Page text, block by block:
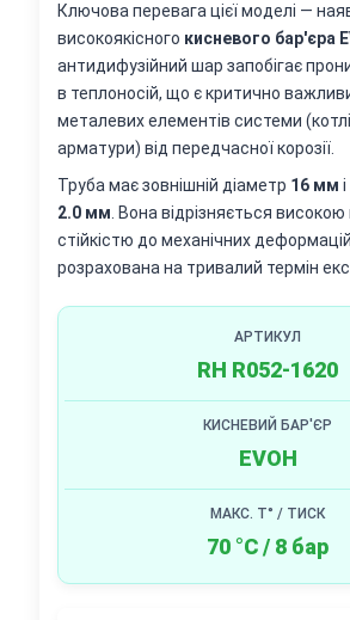
Ключова перевага цієї моделі —
високоякісного кисневого бар'єра
антидифузійний шар запобігає
в теплоносій, що є критично
металевих елементів системи
арматури) від передчасної корозії.
Труба має зовнішній діаметр 16 мм
2.0 мм . Вона відрізняється високою
стійкістю до механічних
розрахована на тривалий термін
АРТИКУЛ
RH R052-1620
КИСНЕВИЙ БАР'ЄР
EVOH
МАКС. T° / ТИСК
70 °C / 8 бар